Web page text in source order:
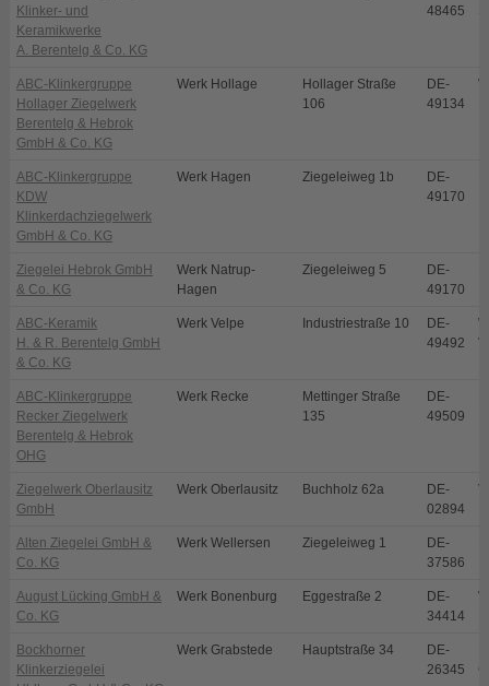
Klinker- und
Keramikwerke
A. Berentelg & Co. KG
48465
ABC-Klinkergruppe
Hollager Ziegelwerk
Berentelg & Hebrok
GmbH & Co. KG
Werk Hollage
Hollager Straße
106
DE-
49134
ABC-Klinkergruppe
KDW
Klinkerdachziegelwerk
GmbH & Co. KG
Werk Hagen Ziegeleiweg 1b
DE-
49170
Ziegelei Hebrok GmbH
& Co. KG
Werk Natrup-
Hagen
Ziegeleiweg 5
DE-
49170
ABC-Keramik
H. & R. Berentelg GmbH
& Co. KG
Werk Velpe Industriestraße 10
DE-
49492
ABC-Klinkergruppe
Recker Ziegelwerk
Berentelg & Hebrok
OHG
Werk Recke
Mettinger Straße
135
DE-
49509
Ziegelwerk Oberlausitz
GmbH
Werk Oberlausitz Buchholz 62a
DE-
02894
Alten Ziegelei GmbH &
Co. KG
Werk Wellersen Ziegeleiweg 1
DE-
37586
August Lücking GmbH &
Co. KG
Werk Bonenburg Eggestraße 2
DE-
34414
Bockhorner
Klinkerziegelei
Werk Grabstede Hauptstraße 34
DE-
26345